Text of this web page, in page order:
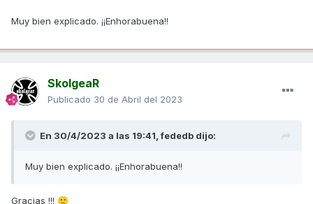
Muy bien explicado. ¡¡Enhorabuena!!
SkolgeaR
Publicado 30 de Abril del 2023
En 30/4/2023 a las 19:41,fededb dijo:
Muy bien explicado. ¡¡Enhorabuena!!
Gracias !!! 🙂